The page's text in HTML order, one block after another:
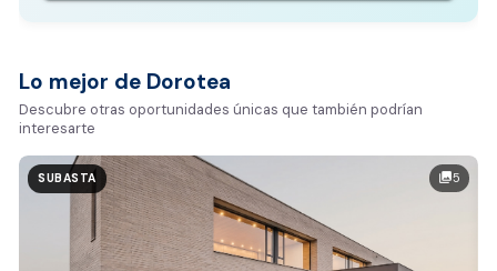
Análisis basado en datos reales:
Tiempo promedio de venta en la zona
Rango de precios de arriendo en el sector
Valor exclusivo para clientes de Dorotea:
20.000 COP
REALIZAR AVALÚO AHORA
Lo mejor de Dorotea
Descubre otras oportunidades únicas que también podrían
interesarte
photo_library5
SUBASTA